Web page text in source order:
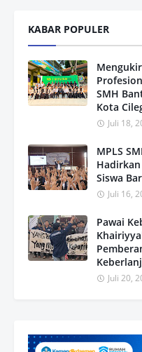
KABAR POPULER
SMH
Kota
Juli 18,
MPLS
Hadirkan
Siswa
Juli 16,
Pawai
Juli 20,